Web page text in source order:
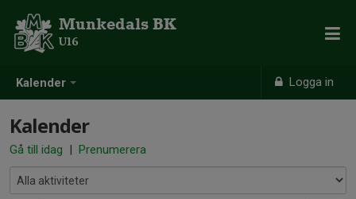
Kalender Logga in
Munkedals BK
U16
Kalender
Gå till idag | Prenumerera